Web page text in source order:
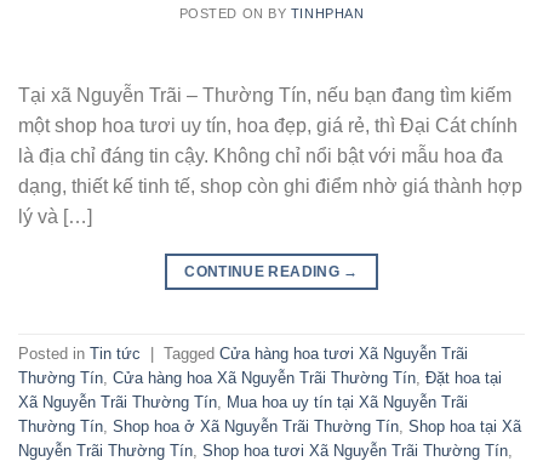
POSTED ON BY TINHPHAN
Tại xã Nguyễn Trãi – Thường Tín, nếu bạn đang tìm kiếm
một shop hoa tươi uy tín, hoa đẹp, giá rẻ, thì Đại Cát chính
là địa chỉ đáng tin cậy. Không chỉ nổi bật với mẫu hoa đa
dạng, thiết kế tinh tế, shop còn ghi điểm nhờ giá thành hợp
lý và […]
CONTINUE READING →
Posted in Tin tức Tagged Cửa hàng hoa tươi Xã Nguyễn Trãi
Thường Tín Cửa hàng hoa Xã Nguyễn Trãi Thường Tín Đặt hoa tại
Xã Nguyễn Trãi Thường Tín
Mua hoa uy tín tại Xã Nguyễn Trãi
Thường Tín Shop hoa ở Xã Nguyễn Trãi Thường Tín Shop hoa tại Xã
Nguyễn Trãi Thường Tín Shop hoa tươi Xã Nguyễn Trãi Thường Tín